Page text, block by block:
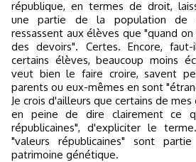
république, en termes de droit,
une partie de la population de
ressassent aux élèves que "quand
des devoirs". Certes. Encore,
certains élèves, beaucoup moins
veut bien le faire croire, savent
parents ou eux-mêmes en sont
Je crois d'ailleurs que certains de
en peine de dire clairement ce
républicaines", d'expliciter le
"valeurs républicaines" sont
patrimoine génétique.